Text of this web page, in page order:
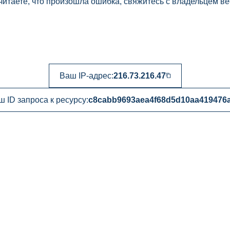
Ваш IP-адрес:216.73.216.47
ID запроса к ресурсу: